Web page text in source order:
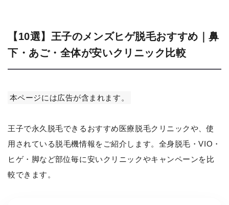
【10選】王子のメンズヒゲ脱毛おすすめ｜鼻
下・あご・全体が安いクリニック比較
本ページには広告が含まれます。
王子で永久脱毛できるおすすめ医療脱毛クリニックや、使
用されている脱毛機情報をご紹介します。全身脱毛・VIO・
ヒゲ・脚など部位毎に安いクリニックやキャンペーンを比
較できます。